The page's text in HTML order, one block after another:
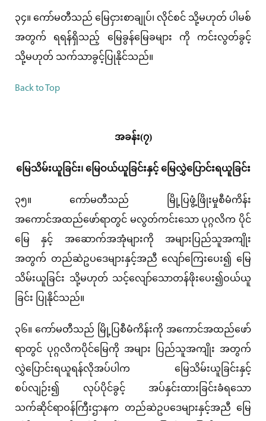
၃၄။ ကော်မတီသည် မြေငှားစာချုပ်၊ လိုင်စင် သို့မဟုတ် ပါမစ်
အတွက် ရရန်ရှိသည့် မြေခွန်မြေခများ ကို ကင်းလွတ်ခွင့်
သို့မဟုတ် သက်သာခွင့်ပြုနိုင်သည်။
Back to Top
အခန်း(၇)
မြေသိမ်းယူခြင်း၊ မြေဝယ်ယူခြင်းနှင့် မြေလွှဲပြောင်းရယူခြင်း
၃၅။ ကော်မတီသည် မြို့ပြဖွံ့ဖြိုးမှုစီမံကိန်း
အကောင်အထည်ဖော်ရာတွင် မလွတ်ကင်းသော ပုဂ္ဂလိက ပိုင်
မြေ နှင့် အဆောက်အအုံများကို အများပြည်သူအကျိုး
အတွက် တည်ဆဲဥပဒေများနှင့်အညီ လျော်ကြေးပေး၍ မြေ
သိမ်းယူခြင်း သို့မဟုတ် သင့်လျော်သောတန်ဖိုးပေး၍ဝယ်ယူ
ခြင်း ပြုနိုင်သည်။
၃၆။ ကော်မတီသည် မြို့ပြစီမံကိန်းကို အကောင်အထည်ဖော်
ရာတွင် ပုဂ္ဂလိကပိုင်မြေကို အများ ပြည်သူအကျိုး အတွက်
လွှဲပြောင်းရယူရန်လိုအပ်ပါက မြေသိမ်းယူခြင်းနှင့်
စပ်လျဉ်း၍ လုပ်ပိုင်ခွင့် အပ်နှင်းထားခြင်းခံရသော
သက်ဆိုင်ရာဝန်ကြီးဌာနက တည်ဆဲဥပဒေများနှင့်အညီ မြေ